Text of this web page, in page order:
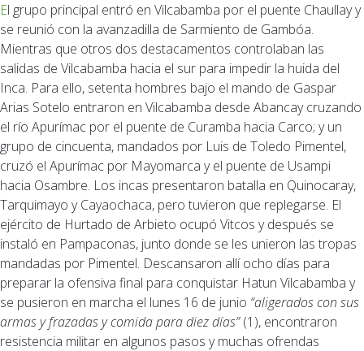
El grupo principal entró en Vilcabamba por el puente Chaullay y
se reunió con la avanzadilla de Sarmiento de Gambóa.
Mientras que otros dos destacamentos controlaban las
salidas de Vilcabamba hacia el sur para impedir la huida del
Inca. Para ello, setenta hombres bajo el mando de Gaspar
Arias Sotelo entraron en Vilcabamba desde Abancay cruzando
el río Apurímac por el puente de Curamba hacia Carco; y un
grupo de cincuenta, mandados por Luis de Toledo Pimentel,
cruzó el Apurímac por Mayomarca y el puente de Usampi
hacia Osambre. Los incas presentaron batalla en Quinocaray,
Tarquimayo y Cayaochaca, pero tuvieron que replegarse. El
ejército de Hurtado de Arbieto ocupó Vitcos y después se
instaló en Pampaconas, junto donde se les unieron las tropas
mandadas por Pimentel. Descansaron allí ocho días para
preparar la ofensiva final para conquistar Hatun Vilcabamba y
se pusieron en marcha el lunes 16 de junio “aligerados con sus
armas y frazadas y comida para diez días”(1), encontraron
resistencia militar en algunos pasos y muchas ofrendas